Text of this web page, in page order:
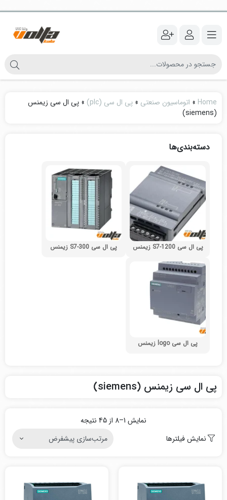
Home
» اتوماسیون صنعتی » پی ال سی (plc) » پی ال سی زیمنس
(siemens)
دسته‌بندی‌ها
پی ال سی S7-1200 زیمنس پی ال سی S7-300 زیمنس
پی ال سی logo زیمنس
پی ال سی زیمنس (siemens)
نمایش 1–8 از 45 نتیجه
نمایش فیلترها